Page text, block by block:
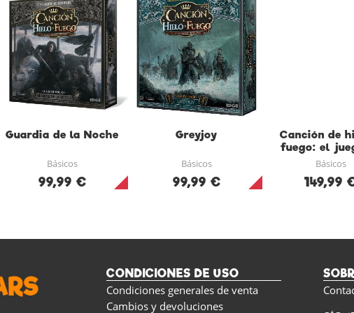
Guardia de la Noche
Básicos
99,99 €
Greyjoy
Básicos
99,99 €
Canción de
fuego: el
Básicos
149,99
CONDICIONES DE USO
Condiciones generales de venta
Cambios y devoluciones